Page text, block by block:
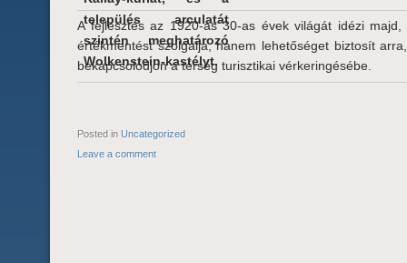
A fejlesztés az 1920-as 30-as évek világát idézi
értékmentést szolgálja, hanem lehetőséget biztosít
bekapcsolódjon a térség turisztikai vérkeringésébe.
Posted in Uncategorized
Leave a comment